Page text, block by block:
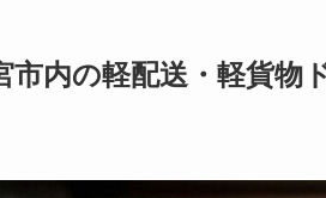
市内の軽配送・軽貨物